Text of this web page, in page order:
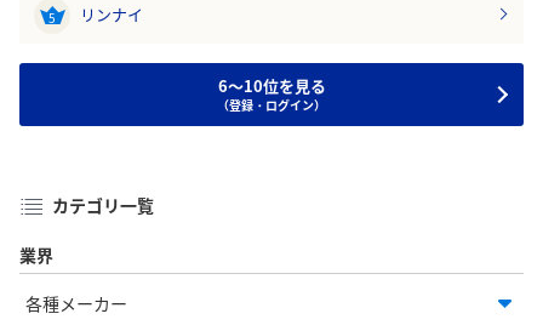
5 リンナイ
6～10位を見る
（登録・ログイン）
カテゴリ一覧
業界
各種メーカー